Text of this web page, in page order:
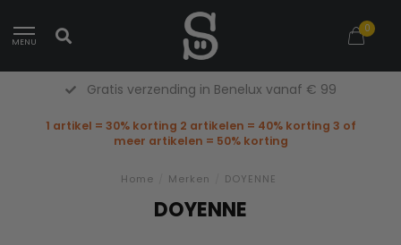
MENU
0
Gratis verzending in Benelux vanaf € 99
1 artikel = 30% korting 2 artikelen = 40% korting 3 of
meer artikelen = 50% korting
Home Merken DOYENNE
DOYENNE